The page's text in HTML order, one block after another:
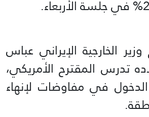
الخارجية الإيراني عباس
تدرس المقترح الأمريكي،
في مفاوضات لإنهاء